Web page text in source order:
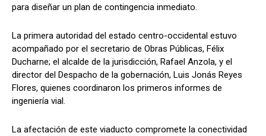
para diseñar un plan de contingencia inmediato.
La primera autoridad del estado centro-occidental estuvo
acompañado por el secretario de Obras Públicas, Félix
Ducharne; el alcalde de la jurisdicción, Rafael Anzola, y el
director del Despacho de la gobernación, Luis Jonás Reyes
Flores, quienes coordinaron los primeros informes de
ingeniería vial.
​La afectación de este viaducto compromete la conectividad